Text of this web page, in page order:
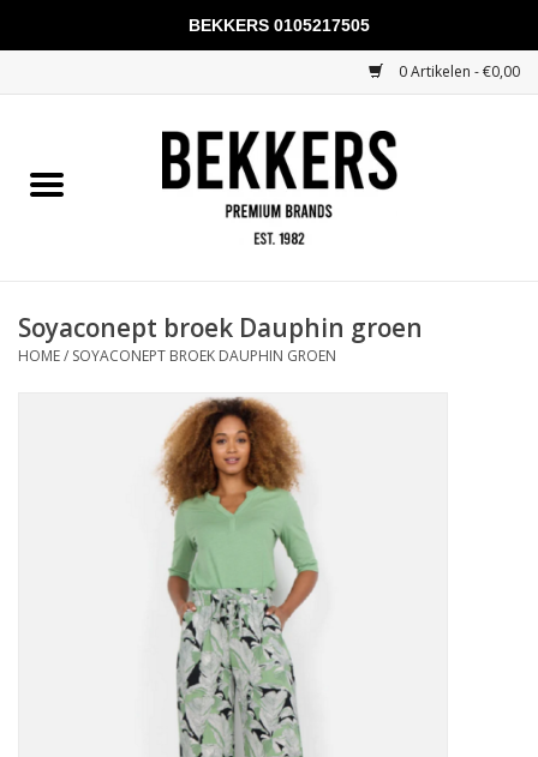
0 Artikelen - €0,00
Mannen
KADOBONNEN
Soyaconept broek Dauphin groen
HOME/ SOYACONEPT BROEK DAUPHIN GROEN
BEKKERS 0105217505